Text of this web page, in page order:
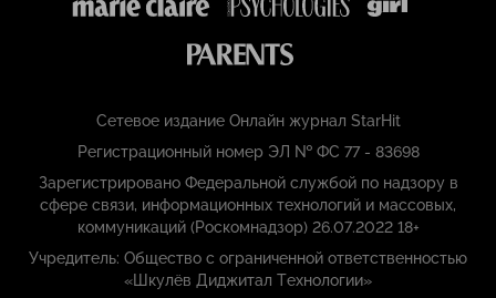
Сетевое издание Онлайн журнал StarHit
Регистрационный номер ЭЛ № ФС 77 - 83698
Зарегистрировано Федеральной службой по надзору в
сфере связи, информационных технологий и массовых,
коммуникаций (Роскомнадзор) 26.07.2022 18+
Учредитель: Общество с ограниченной ответственностью
«Шкулёв Диджитал Технологии»